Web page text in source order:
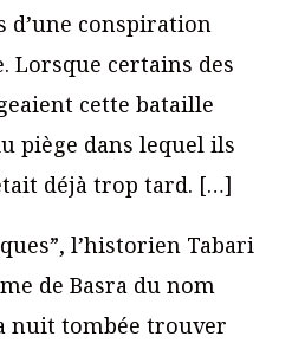
d’une conspiration
Lorsque certains des
cette bataille
piège dans lequel ils
déjà trop tard. […]
l’historien Tabari
de Basra du nom
nuit tombée trouver